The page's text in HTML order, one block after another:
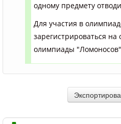
одному предмету
Для участия в
зарегистрироваться
олимпиады